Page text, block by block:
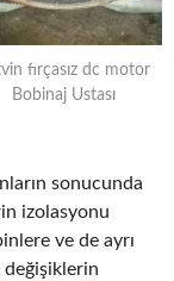
fırçasız dc motor
Bobinaj Ustası
sonucunda
izolasyonu
ve de ayrı